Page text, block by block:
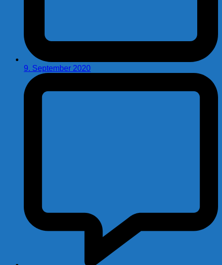
9. September 2020